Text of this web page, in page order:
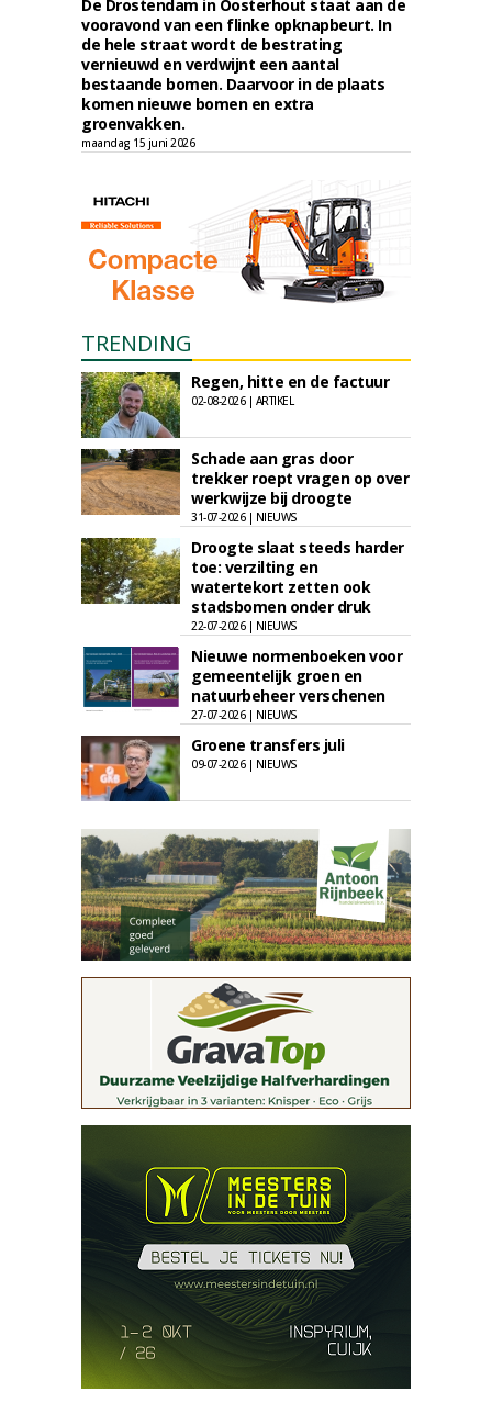
De Drostendam in Oosterhout staat aan de
vooravond van een flinke opknapbeurt. In
de hele straat wordt de bestrating
vernieuwd en verdwijnt een aantal
bestaande bomen. Daarvoor in de plaats
komen nieuwe bomen en extra
groenvakken.
maandag 15 juni 2026
TRENDING
Regen, hitte en de factuur
02-08-2026 | ARTIKEL
Schade aan gras door
trekker roept vragen op over
werkwijze bij droogte
31-07-2026 | NIEUWS
Droogte slaat steeds harder
toe: verzilting en
watertekort zetten ook
stadsbomen onder druk
22-07-2026 | NIEUWS
Nieuwe normenboeken voor
gemeentelijk groen en
natuurbeheer verschenen
27-07-2026 | NIEUWS
Groene transfers juli
09-07-2026 | NIEUWS